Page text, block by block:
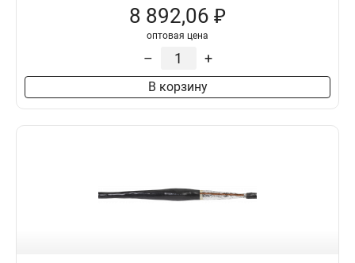
8 892,06 ₽
оптовая цена
– +
В корзину